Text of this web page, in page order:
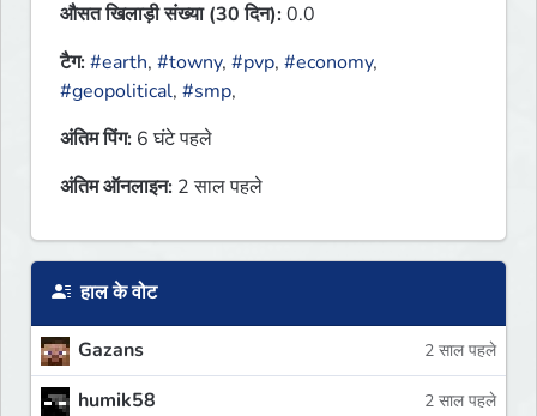
औसत खिलाड़ी संख्या (30 दिन):0.0
टैग:#earth, #towny, #pvp, #economy,
#geopolitical, #smp,
अंतिम पिंग: 6 घंटे पहले
अंतिम ऑनलाइन: 2 साल पहले
हाल के वोट
Gazans 2 साल पहले
humik58 2 साल पहले